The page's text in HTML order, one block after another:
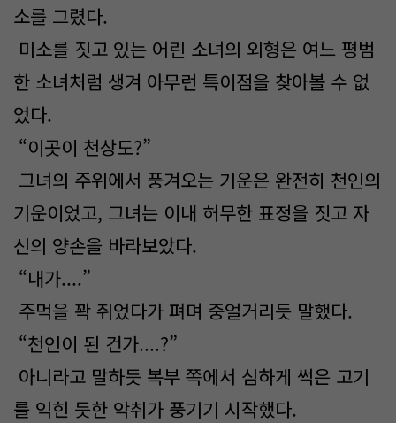
소를 그렸다.
미소를 짓고 있는 어린 소녀의 외형은 여느 평범
한 소녀처럼 생겨 아무런 특이점을 찾아볼 수 없
었다.
“이곳이 천상도?”
그녀의 주위에서 풍겨오는 기운은 완전히 천인의
기운이었고, 그녀는 이내 허무한 표정을 짓고 자
신의 양손을 바라보았다.
“내가....”
주먹을 꽉 쥐었다가 펴며 중얼거리듯 말했다.
“천인이 된 건가....?”
아니라고 말하듯 복부 쪽에서 심하게 썩은 고기
를 익힌 듯한 악취가 풍기기 시작했다.